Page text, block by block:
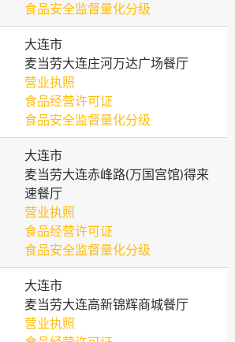
食品安全监督量化分级
大连市
麦当劳大连庄河万达广场餐厅
营业执照
食品经营许可证
食品安全监督量化分级
大连市
麦当劳大连赤峰路(万国宫馆)得来
速餐厅
营业执照
食品经营许可证
食品安全监督量化分级
大连市
麦当劳大连高新锦辉商城餐厅
营业执照